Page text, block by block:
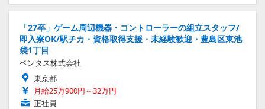
「27卒」ゲーム周辺機器・コントローラーの組立スタッフ/
即入寮OK/駅チカ・資格取得支援・未経験歓迎・豊島区東池
袋1丁目
ベンタス株式会社
東京都
月給25万900円～32万円
正社員